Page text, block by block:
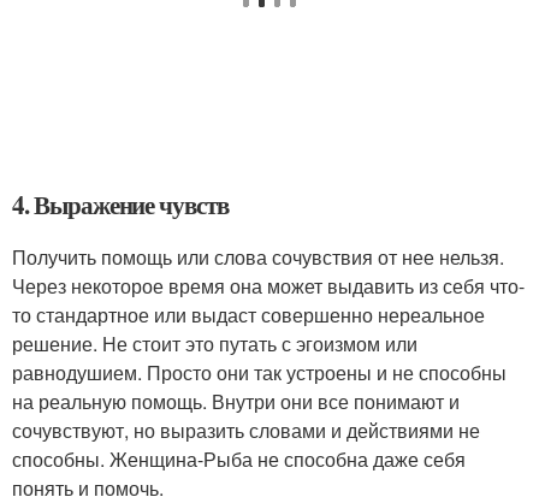
4. Выражение чувств
Получить помощь или слова сочувствия от нее нельзя.
Через некоторое время она может выдавить из себя что-
то стандартное или выдаст совершенно нереальное
решение. Не стоит это путать с эгоизмом или
равнодушием. Просто они так устроены и не способны
на реальную помощь. Внутри они все понимают и
сочувствуют, но выразить словами и действиями не
способны. Женщина-Рыба не способна даже себя
понять и помочь.